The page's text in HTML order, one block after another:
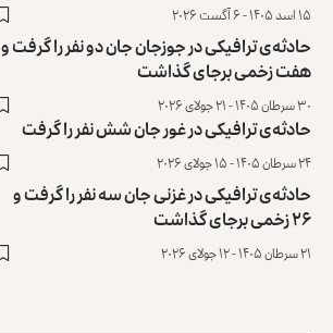
۱۵ اسد ۱۴۰۵ - ۶ آگست ۲۰۲۶
حادثه‌ی ترافیکی در جوزجان جان دو نفر را گرفت و
هفت زخمی ‏برجای گذاشت
۳۰ سرطان ۱۴۰۵ - ۲۱ جولای ۲۰۲۶
حادثه‌ی ترافیکی در غور جان شش نفر را گرفت
۲۴ سرطان ۱۴۰۵ - ۱۵ جولای ۲۰۲۶
حادثه‌ی ترافیکی در غزنی جان سه نفر را گرفت و
۲۶ زخمی برجای گذاشت
۲۱ سرطان ۱۴۰۵ - ۱۲ جولای ۲۰۲۶